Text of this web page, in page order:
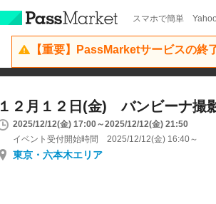
スマホで簡単
【重要】PassMarketサービスの終
１２月１２日(金) バンビーナ
2025/12/12(金) 17:00～2025/12/12(金) 21:50
イベント受付開始時間 2025/12/12(金) 16:40～
東京・六本木エリア